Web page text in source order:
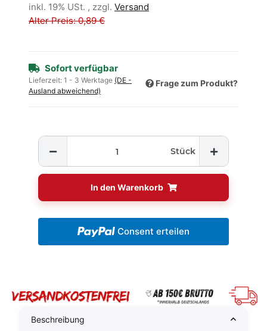
inkl. 19% USt. , zzgl. Versand
Alter Preis: 0,89 €
Sofort verfügbar
Lieferzeit: 1 - 3 Werktage (DE -
Ausland abweichend)
Frage zum Produkt?
Stück
In den Warenkorb
Consent erteilen
Beschreibung